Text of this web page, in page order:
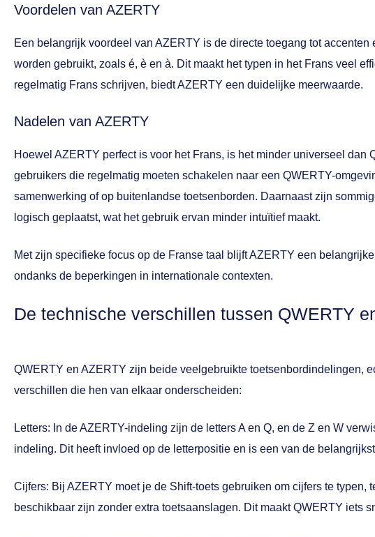
Voordelen van AZERTY
Een belangrijk voordeel van AZERTY is de directe toegang tot
worden gebruikt, zoals é, è en à. Dit maakt het typen in het Frans veel
regelmatig Frans schrijven, biedt AZERTY een duidelijke meerwaarde.
Nadelen van AZERTY
Hoewel AZERTY perfect is voor het Frans, is het minder universeel dan
gebruikers die regelmatig moeten schakelen naar een QWERTY-
samenwerking of op buitenlandse toetsenborden. Daarnaast zijn
logisch geplaatst, wat het gebruik ervan minder intuïtief maakt.
Met zijn specifieke focus op de Franse taal blijft AZERTY een
ondanks de beperkingen in internationale contexten.
De technische verschillen tussen QWERTY
QWERTY en AZERTY zijn beide veelgebruikte toetsenbordindelingen,
verschillen die hen van elkaar onderscheiden:
Letters: In de AZERTY-indeling zijn de letters A en Q, en de Z en W
indeling. Dit heeft invloed op de letterpositie en is een van de
Cijfers: Bij AZERTY moet je de Shift-toets gebruiken om cijfers te typen,
beschikbaar zijn zonder extra toetsaanslagen. Dit maakt QWERTY iets